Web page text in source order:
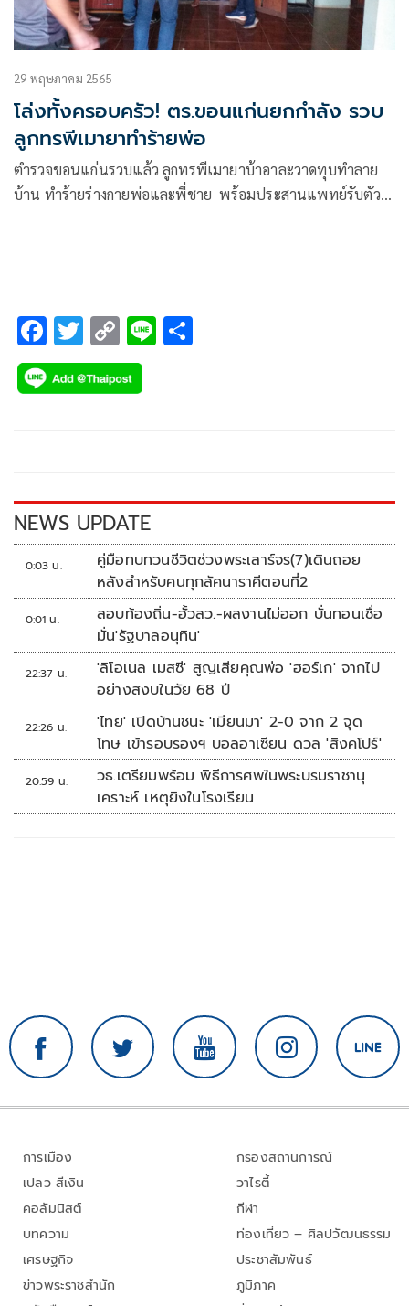
29 พฤษภาคม 2565
โล่งทั้งครอบครัว! ตร.ขอนแก่นยกกำลัง รวบ
ลูกทรพีเมายาทำร้ายพ่อ
ตำรวจขอนแก่นรวบแล้ว ลูกทรพีเมายาบ้าอาละวาดทุบทำลาย
บ้าน ทำร้ายร่างกายพ่อและพี่ชาย พร้อมประสานแพทย์รับตัว
F
ac
e
k
T
wi
tt
C
o
p
k
Li
NEWS UPDATE
0:03 น.
คู่มือทบทวนชีวิตช่วงพระเสาร์จร(7)เดินถอย
หลังสำหรับคนทุกลัคนาราศีตอนที่2
0:01 น.
สอบท้องถิ่น-ฮั้วสว.-ผลงานไม่ออก บั่นทอนเชื่อ
มั่น'รัฐบาลอนุทิน'
22:37 น.
'ลิโอเนล เมสซี' สูญเสียคุณพ่อ 'ฮอร์เก' จากไป
อย่างสงบในวัย 68 ปี
22:26 น.
'ไทย' เปิดบ้านชนะ 'เมียนมา' 2-0 จาก 2 จุด
โทษ เข้ารอบรองฯ บอลอาเซียน ดวล 'สิงคโปร์'
20:59 น.
วธ.เตรียมพร้อม พิธีการศพในพระบรมราชานุ
เคราะห์ เหตุยิงในโรงเรียน
การเมือง
เปลว สีเงิน
คอลัมนิสต์
บทความ
เศรษฐกิจ
ข่าวพระราชสำนัก
กรองสถานการณ์
วาไรตี้
กีฬา
ท่องเที่ยว – ศิลปวัฒนธรรม
ประชาสัมพันธ์
ภูมิภาค